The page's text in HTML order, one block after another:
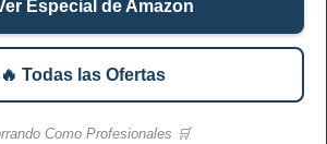
Especial de Amazon
🔥 Todas las Ofertas
Como Profesionales 🛒